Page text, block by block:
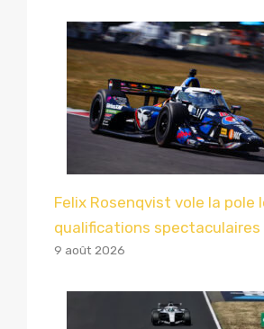
Felix Rosenqvist vole la pole
qualifications spectaculaires
9 août 2026